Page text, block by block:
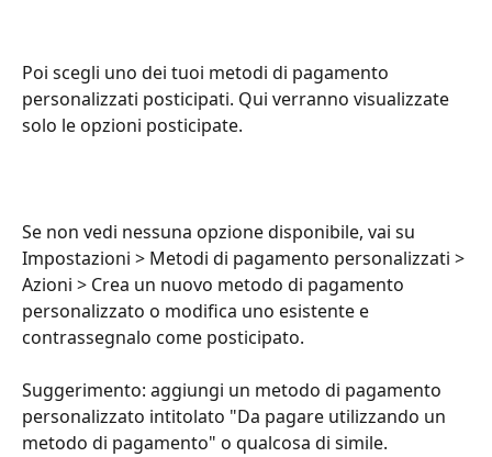
Poi scegli uno dei tuoi metodi di pagamento
personalizzati posticipati. Qui verranno visualizzate
solo le opzioni posticipate.
Se non vedi nessuna opzione disponibile, vai su
Impostazioni > Metodi di pagamento personalizzati >
Azioni > Crea un nuovo metodo di pagamento
personalizzato o modifica uno esistente e
contrassegnalo come posticipato.
Suggerimento: aggiungi un metodo di pagamento
personalizzato intitolato "Da pagare utilizzando un
metodo di pagamento" o qualcosa di simile.